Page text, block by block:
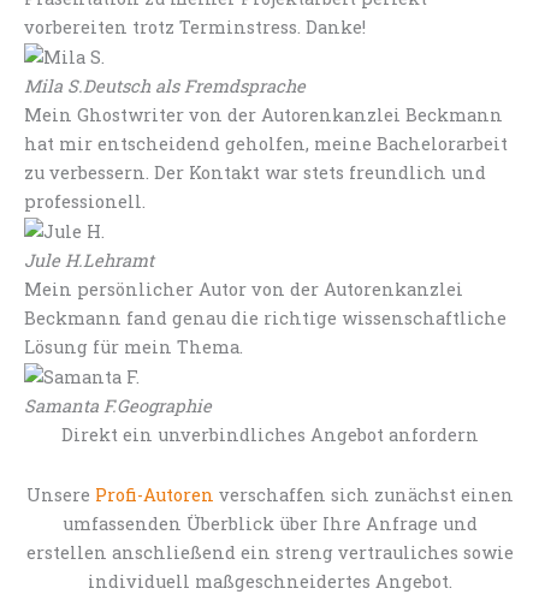
vorbereiten trotz Terminstress. Danke!
Mila S.Deutsch als Fremdsprache
Mein Ghostwriter von der Autorenkanzlei Beckmann
hat mir entscheidend geholfen, meine Bachelorarbeit
zu verbessern. Der Kontakt war stets freundlich und
professionell.
Jule H.Lehramt
Mein persönlicher Autor von der Autorenkanzlei
Beckmann fand genau die richtige wissenschaftliche
Lösung für mein Thema.
Samanta F.Geographie
Direkt ein unverbindliches Angebot anfordern
Unsere Profi-Autoren verschaffen sich zunächst einen
umfassenden Überblick über Ihre Anfrage und
erstellen anschließend ein streng vertrauliches sowie
individuell maßgeschneidertes Angebot.